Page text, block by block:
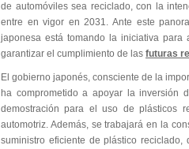
de automóviles sea reciclado, con la
entre en vigor en 2031. Ante este
japonesa está tomando la iniciativa para
garantizar el cumplimiento de las futuras
El gobierno japonés, consciente de la
ha comprometido a apoyar la inversión
demostración para el uso de plásticos
automotriz. Además, se trabajará en la
suministro eficiente de plástico reciclado,